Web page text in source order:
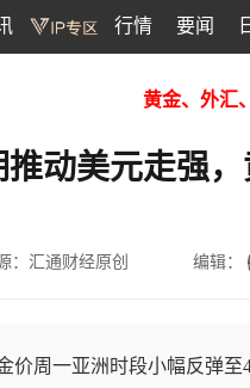
行情 要闻
黄金、外汇
动美元走强
：汇通财经原创 编辑：
价周一亚洲时段小幅反弹